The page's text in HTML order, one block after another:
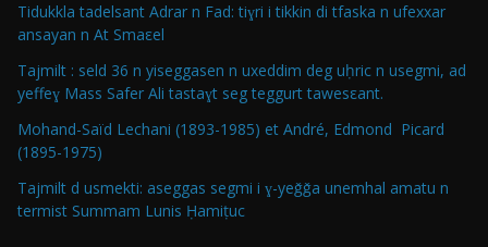
Tidukkla tadelsant Adrar n Fad: tiɣri i tikkin di tfaska n ufexxar
ansayan n At Smaεel
Tajmilt : seld 36 n yiseggasen n uxeddim deg uḥric n usegmi, ad
yeffeɣ Mass Safer Ali tastaɣt seg teggurt tawesεant.
Mohand-Saïd Lechani (1893-1985) et André, Edmond Picard
(1895-1975)
Tajmilt d usmekti: aseggas segmi i ɣ-yeǧǧa unemhal amatu n
termist Summam Lunis Ḥamiṭuc